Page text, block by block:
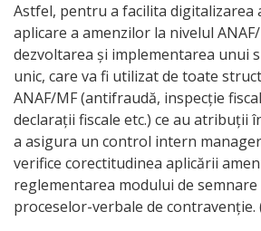
Astfel, pentru a facilita digitalizarea
aplicare a amenzilor la nivelul
dezvoltarea și implementarea unui
unic, care va fi utilizat de toate
ANAF/MF (antifraudă, inspecție
declarații fiscale etc.) ce au atribuții
a asigura un control intern
verifice corectitudinea aplicării
reglementarea modului de semnare
proceselor-verbale de contravenție.